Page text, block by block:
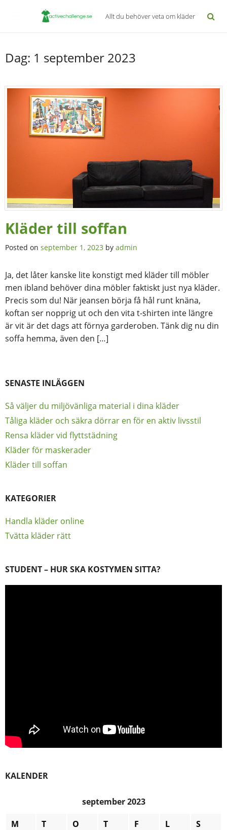
Allt du behöver veta om kläder
Dag: 1 september 2023
Kläder till soffan
Posted on september 1, 2023 by admin
Ja, det låter kanske lite konstigt med kläder till möbler
men ibland behöver dina möbler faktiskt just nya kläder.
Precis som du! När jeansen börja få hål runt knäna,
koftan ser nopprig ut och den vita t-shirten inte längre
är vit är det dags att förnya garderoben. Tänk dig nu din
soffa hemma, även den […]
SENASTE INLÄGGEN
Så väljer du miljövänliga material i dina kläder
Tåliga kläder och säkra dörrar en för en aktiv livsstil
Rensa kläder vid flyttstädning
Kläder för maskerader
Kläder till soffan
KATEGORIER
Handla kläder online
Tvätta kläder rätt
STUDENT – HUR SKA KOSTYMEN SITTA?
KALENDER
september 2023
M
T O T F L
S